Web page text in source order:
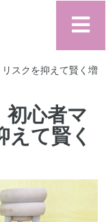
リスクを抑えて賢く増
初心者マ
えて賢く